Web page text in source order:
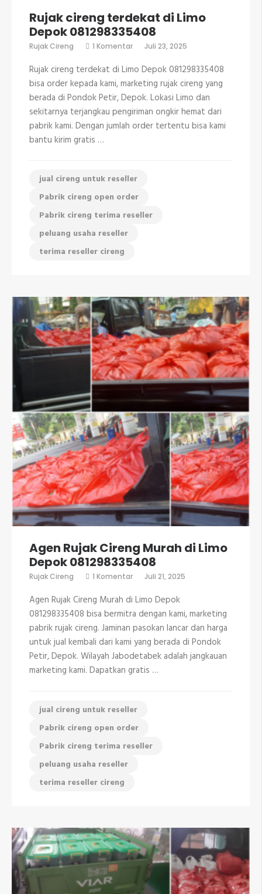
Rujak cireng terdekat di Limo
Depok 081298335408
Rujak Cireng 1 Komentarpada
terdekat
di
Limo
Depok
081298335408
Juli 23, 2025
Rujak cireng terdekat di Limo Depok 081298335408
bisa order kepada kami, marketing rujak cireng yang
berada di Pondok Petir, Depok. Lokasi Limo dan
sekitarnya terjangkau pengiriman ongkir hemat dari
pabrik kami. Dengan jumlah order tertentu bisa kami
bantu kirim gratis …
jual cireng untuk reseller
Pabrik cireng open order
Pabrik cireng terima reseller
peluang usaha reseller
terima reseller cireng
Agen Rujak Cireng Murah di Limo
Depok 081298335408
Rujak Cireng 1 Komentarpada
Cireng
Murah
di
Limo
Depok
081298335408
Juli 21, 2025
Agen Rujak Cireng Murah di Limo Depok
081298335408 bisa bermitra dengan kami, marketing
pabrik rujak cireng. Jaminan pasokan lancar dan harga
untuk jual kembali dari kami yang berada di Pondok
Petir, Depok. Wilayah Jabodetabek adalah jangkauan
marketing kami. Dapatkan gratis …
jual cireng untuk reseller
Pabrik cireng open order
Pabrik cireng terima reseller
peluang usaha reseller
terima reseller cireng